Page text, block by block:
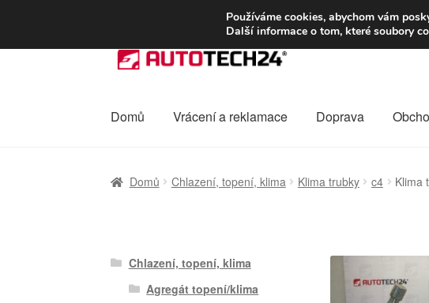
DOPRAVA od 139,-Kč
Přeskočit
na
Přejít
webu
Domů Vrácení a reklamace Doprava
Domů Chlazení, topení, klima Klima trubky c4 Klima
Chlazení, topení, klima
Agregát topení/klima
Používáme cookies, abychom vám
Další informace o tom, které soubory